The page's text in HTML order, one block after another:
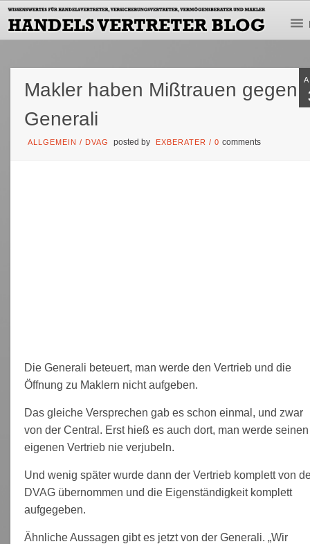
Makler haben Mißtrauen gegen
Generali
ALLGEMEIN / DVAG posted by EXBERATER /0comments
Die Generali beteuert, man werde den Vertrieb und die
Öffnung zu Maklern nicht aufgeben.
Das gleiche Versprechen gab es schon einmal, und zwar
von der Central. Erst hieß es auch dort, man werde seinen
eigenen Vertrieb nie verjubeln.
Und wenig später wurde dann der Vertrieb komplett von
DVAG übernommen und die Eigenständigkeit komplett
aufgegeben.
Ähnliche Aussagen gibt es jetzt von der Generali. „Wir